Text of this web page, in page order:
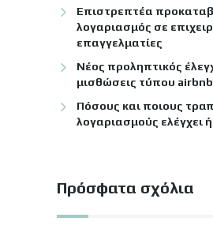
Επιστρεπτέα
λογαριασμός σε
επαγγελματίες
Νέος προληπτικός
μισθώσεις τύπου
Πόσους και ποιους
λογαριασμούς ελέγχει
Πρόσφατα σχόλια